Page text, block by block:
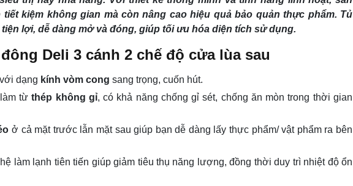
kiệm không gian mà còn nâng cao hiệu quả bảo quản thực phẩm. Tủ
lợi, dễ dàng mở và đóng, giúp tối ưu hóa diện tích sử dụng.
Deli 3 cánh 2 chế độ cửa lùa sau
dạng kính vòm cong sang trọng, cuốn hút.
làm từthép không gỉ, có khả năng chống gỉ sét, chống ăn mòn trong thời gian
ở cả mặt trước lẫn mặt sau giúp bạn dễ dàng lấy thực phẩm/ vật phẩm ra bên
làm lạnh tiên tiến giúp giảm tiêu thụ năng lượng, đồng thời duy trì nhiệt độ ổn